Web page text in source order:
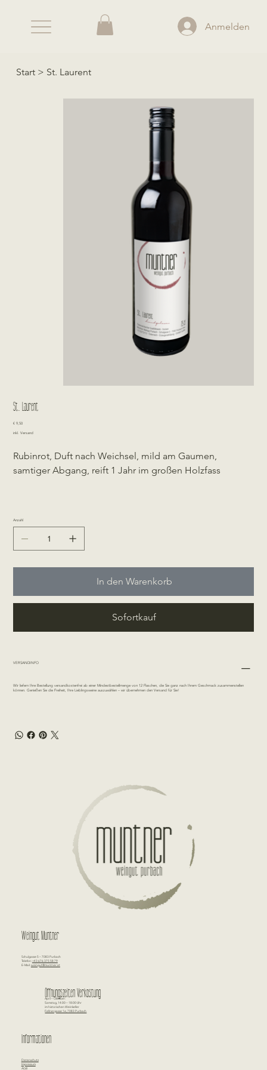
Anmelden
Start > St. Laurent
St. Laurent
Preis
€ 9,50
inkl. Versand
Rubinrot, Duft nach Weichsel, mild am Gaumen,
samtiger Abgang, reift 1 Jahr im großen Holzfass
Anzahl
In den Warenkorb
Sofortkauf
VERSANDINFO
Wir liefern Ihre Bestellung versandkostenfrei ab einer Mindestbestellmenge von 12 Flaschen, die Sie ganz nach Ihrem Geschmack zusammenstellen
können. Genießen Sie die Freiheit, Ihre Lieblingsweine auszuwählen – wir übernehmen den Versand für Sie!
Öffnungszeiten Verkostung
April – Oktober:
Samstag, 14:00 – 18:00 Uhr
im historischen Weinkeller
Fellnergasse 1e, 7083 Purbach
Weingut Muntner
Schulgasse 5 – 7083 Purbach
Telefon: +43 676 375 58 79
E-Mail: weingut@muntner.at
Informationen
Datenschutz
Impressum
AGB